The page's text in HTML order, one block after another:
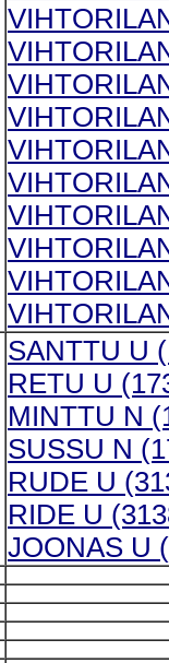
SANTTU U
RETU U
MINTTU N
SUSSU N
RUDE U
RIDE U
JOONAS U